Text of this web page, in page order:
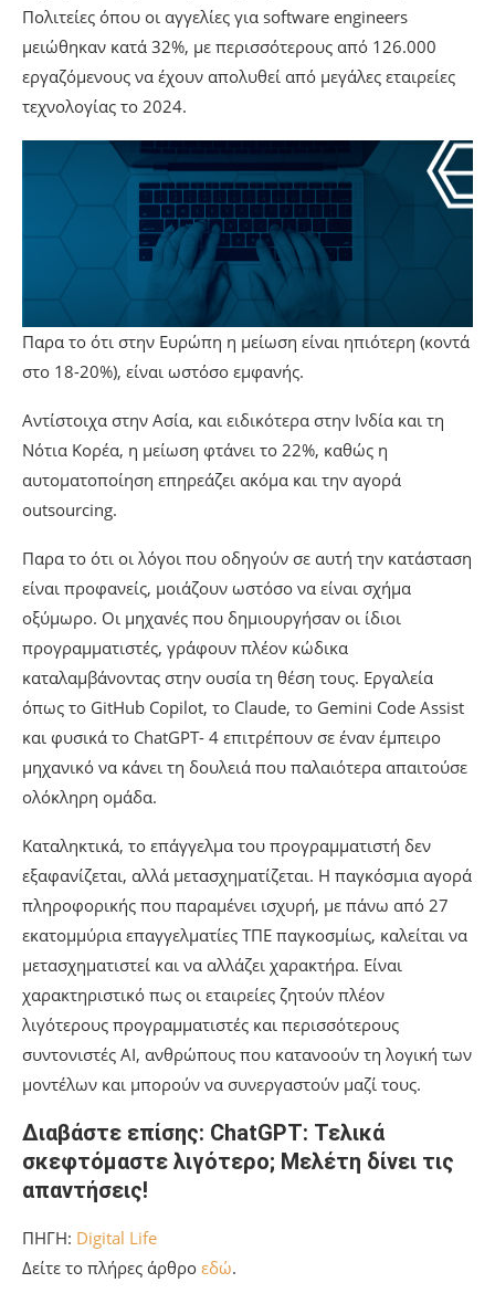
Πολιτείες όπου οι αγγελίες για software engineers
μειώθηκαν κατά 32%, με περισσότερους από 126.000
εργαζόμενους να έχουν απολυθεί από μεγάλες εταιρείες
τεχνολογίας το 2024.
Παρα το ότι στην Ευρώπη η μείωση είναι ηπιότερη (κοντά
στο 18-20%), είναι ωστόσο εμφανής.
Αντίστοιχα στην Ασία, και ειδικότερα στην Ινδία και τη
Νότια Κορέα, η μείωση φτάνει το 22%, καθώς η
αυτοματοποίηση επηρεάζει ακόμα και την αγορά
outsourcing.
Παρα το ότι οι λόγοι που οδηγούν σε αυτή την κατάσταση
είναι προφανείς, μοιάζουν ωστόσο να είναι σχήμα
οξύμωρο. Οι μηχανές που δημιουργήσαν οι ίδιοι
προγραμματιστές, γράφουν πλέον κώδικα
καταλαμβάνοντας στην ουσία τη θέση τους. Εργαλεία
όπως το GitHub Copilot, το Claude, το Gemini Code Assist
και φυσικά το ChatGPT- 4 επιτρέπουν σε έναν έμπειρο
μηχανικό να κάνει τη δουλειά που παλαιότερα απαιτούσε
ολόκληρη ομάδα.
Καταληκτικά, το επάγγελμα του προγραμματιστή δεν
εξαφανίζεται, αλλά μετασχηματίζεται. Η παγκόσμια αγορά
πληροφορικής που παραμένει ισχυρή, με πάνω από 27
εκατομμύρια επαγγελματίες ΤΠΕ παγκοσμίως, καλείται να
μετασχηματιστεί και να αλλάζει χαρακτήρα. Είναι
χαρακτηριστικό πως οι εταιρείες ζητούν πλέον
λιγότερους προγραμματιστές και περισσότερους
συντονιστές AI, ανθρώπους που κατανοούν τη λογική των
μοντέλων και μπορούν να συνεργαστούν μαζί τους.
Διαβάστε επίσης: ChatGPT: Τελικά
σκεφτόμαστε λιγότερο; Μελέτη δίνει τις
απαντήσεις!
ΠΗΓΗ: Digital Life
Δείτε το πλήρες άρθρο εδώ.